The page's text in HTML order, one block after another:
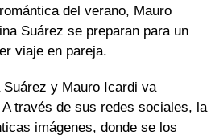
del verano, Mauro
Suárez se preparan para un
viaje en pareja.
y Mauro Icardi va
través de sus redes sociales, la
imágenes, donde se los